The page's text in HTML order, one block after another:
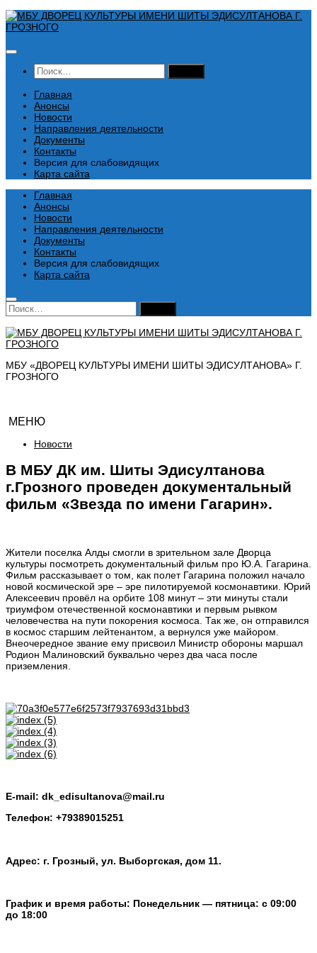
Перейти
к
Найти:
Главная
Анонсы
Новости
Направления деятельности
Документы
Контакты
Версия для слабовидящих
Карта сайта
Главная
Анонсы
Новости
Направления деятельности
Документы
Контакты
Версия для слабовидящих
Карта сайта
Найти:
МБУ «ДВОРЕЦ КУЛЬТУРЫ ИМЕНИ ШИТЫ ЭДИСУЛТАНОВА» Г.
ГРОЗНОГО
МЕНЮ
Новости
В МБУ ДК им. Шиты Эдисултанова
г.Грозного проведен документальный
фильм «Звезда по имени Гагарин».
Жители поселка Алды смогли в зрительном зале Дворца
культуры посмотреть документальный фильм про Ю.А. Гагарина.
Фильм рассказывает о том, как полет Гагарина положил начало
новой космической эре – эре пилотируемой космонавтики. Юрий
Алексеевич провёл на орбите 108 минут – эти минуты стали
триумфом отечественной космонавтики и первым рывком
человечества на пути покорения космоса. Так же, он отправился
в космос старшим лейтенантом, а вернулся уже майором.
Внеочередное звание ему присвоил Министр обороны маршал
Родион Малиновский буквально через два часа после
приземления.
E-mail: dk_edisultanova@mail.ru
Телефон: +79389015251
Адрес: г. Грозный, ул. Выборгская, дом 11.
График и время работы: Понедельник — пятница: с 09:00
до 18:00